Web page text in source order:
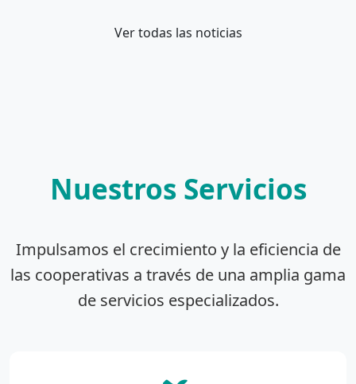
Ver todas las noticias
Nuestros Servicios
Impulsamos el crecimiento y la eficiencia de
las cooperativas a través de una amplia gama
de servicios especializados.